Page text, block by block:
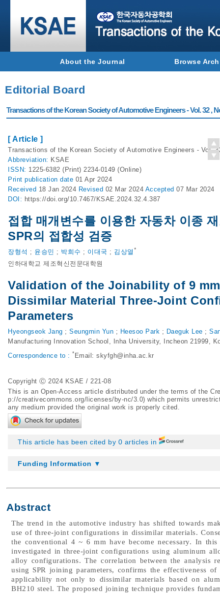
About the Journal Browse
Editorial Board
Transactions of the Korean Society of Automotive Engineers - Vol. 32 ,
[ Article ]
Transactions of the Korean Society of Automotive Engineers - Vol.
Abbreviation: KSAE
ISSN: 1225-6382 (Print) 2234-0149 (Online)
Print publication date 01 Apr 2024
Received 18 Jan 2024 Revised 02 Mar 2024 Accepted 07 Mar 2024
DOI: https://doi.org/10.7467/KSAE.2024.32.4.387
접합 매개변수를 이용한 자동차 이종
SPR의 접합성 검증
장형석 ; 윤승민 ; 박희수 ; 이대국 ; 김상열 *
인하대학교 제조혁신전문대학원
Validation of the Joinability of 9
Dissimilar Material Three-Joint
Parameters
Hyeongseok Jang ; Seungmin Yun ; Heesoo Park ; Daeguk Lee ;
Manufacturing Innovation School, Inha University, Incheon 21999,
Correspondence to : * Email: skyfgh@inha.ac.kr
Copyright Ⓒ 2024 KSAE / 221-08
This is an Open-Access article distributed under the terms of the
p://creativecommons.org/licenses/by-nc/3.0) which permits
any medium provided the original work is properly cited.
This article has been cited by 0 articles in
Funding Information ▼
Abstract
The trend in the automotive industry has shifted towards
use of three-joint configurations in dissimilar materials.
the conventional 4 ~ 6 mm have become necessary. In
investigated in three-joint configurations using aluminum
alloy configurations. The correlation between the analysis
using SPR joining parameters, confirms the effectiveness
applicability not only to dissimilar materials based on
BH210 steel. The proposed joining technique provides